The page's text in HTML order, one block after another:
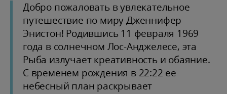
Добро пожаловать в увлекательное
путешествие по миру Дженнифер
Энистон! Родившись 11 февраля 1969
года в солнечном Лос-Анджелесе, эта
Рыба излучает креативность и обаяние.
С временем рождения в 22:22 ее
небесный план раскрывает